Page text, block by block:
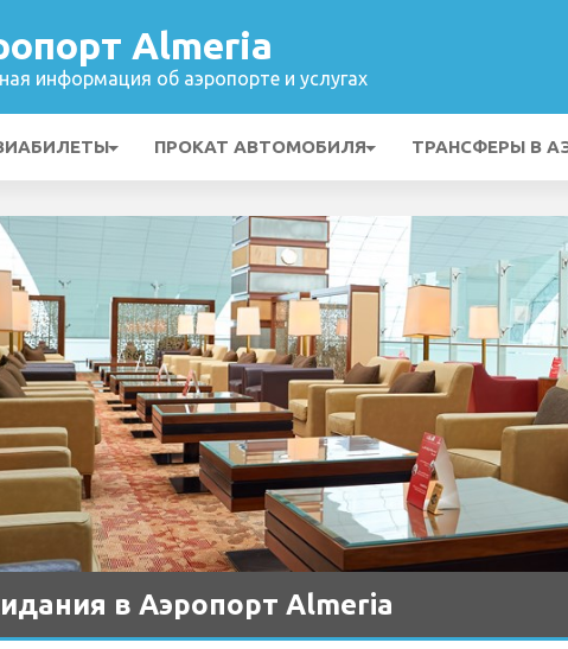
Almeria
информация об аэропорте и услугах
ПРОКАТ АВТОМОБИЛЯ ТРАНСФЕРЫ В
в Аэропорт Almeria